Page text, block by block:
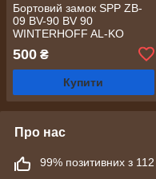
Бортовий замок SPP ZB-
09 BV-90 BV 90
WINTERHOFF AL-KO
500 ₴
Купити
Про нас
99% позитивних з 112